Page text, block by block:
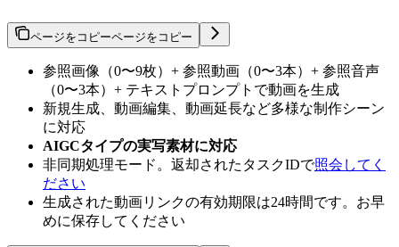
ページをコピーページをコピー
参照画像（0〜9枚）+ 参照動画（0〜3本）+ 参照音声
（0〜3本）+ テキストプロンプトで動画を生成
新規生成、動画編集、動画延長など多様な制作シーン
に対応
AIGCタイプの実写素材に対応
非同期処理モード。返却されたタスクIDで照会してく
ださい
生成された動画リンクの有効期限は24時間です。お早
めに保存してください